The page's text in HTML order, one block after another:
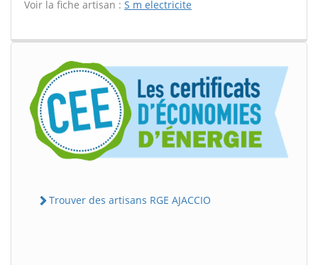
Voir la fiche artisan : S m electricite
Trouver des artisans RGE AJACCIO